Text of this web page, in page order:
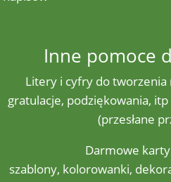
Inne pomoce
Litery i cyfry do tworzenia
gratulacje, podziękowania, itp
(przesłane
Darmowe
szablony, kolorowanki,